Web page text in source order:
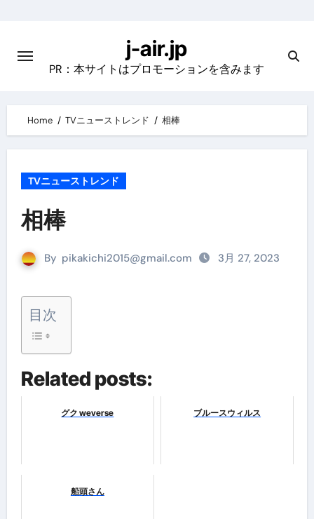
content
j-air.jp
PR：本サイトはプロモーションを含みます
Home TVニューストレンド 相棒
TVニューストレンド
相棒
By pikakichi2015@gmail.com 3月 27, 2023
目次
Related posts:
グク weverse ブルースウィルス
船頭さん